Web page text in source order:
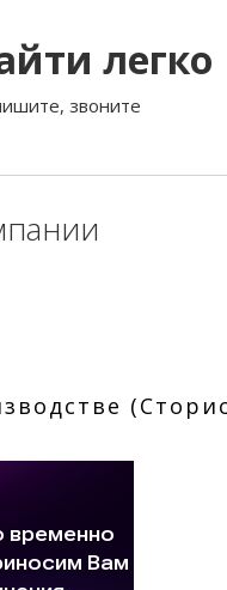
легко
звоните